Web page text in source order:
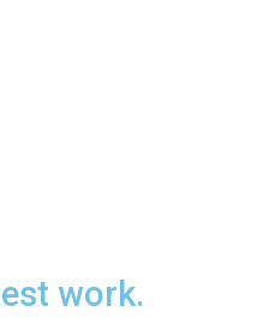
work.